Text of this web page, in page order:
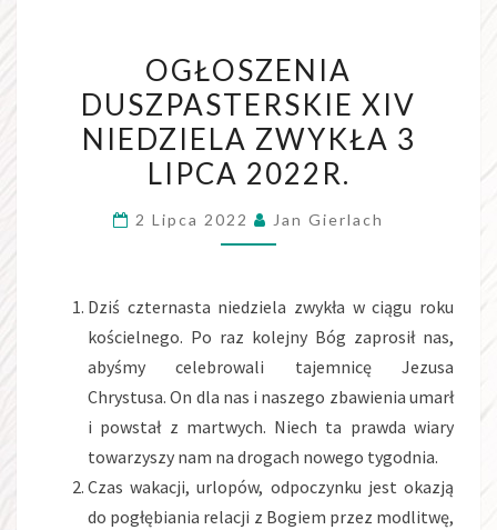
DUSZPASTERSKIE
XIV
NIEDZIELA
ZWYKŁA
LIPCA
OGŁOSZENIA
DUSZPASTERSKIE XIV
NIEDZIELA ZWYKŁA 3
LIPCA 2022R.
2 Lipca 2022 Jan Gierlach
Dziś czternasta niedziela zwykła w ciągu roku
kościelnego. Po raz kolejny Bóg zaprosił nas,
abyśmy celebrowali tajemnicę Jezusa
Chrystusa. On dla nas i naszego zbawienia umarł
i powstał z martwych. Niech ta prawda wiary
towarzyszy nam na drogach nowego tygodnia.
Czas wakacji, urlopów, odpoczynku jest okazją
do pogłębiania relacji z Bogiem przez modlitwę,